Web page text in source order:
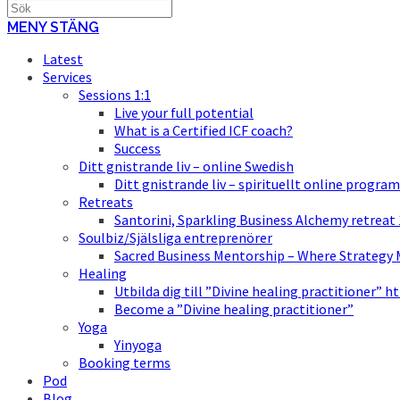
MENY STÄNG
Latest
Services
Sessions 1:1
Live your full potential
What is a Certified ICF coach?
Success
Ditt gnistrande liv – online Swedish
Ditt gnistrande liv – spirituellt online program
Retreats
Santorini, Sparkling Business Alchemy retreat
Soulbiz/Själsliga entreprenörer
Sacred Business Mentorship – Where Strategy
Healing
Utbilda dig till ”Divine healing practitioner” ht
Become a ”Divine healing practitioner”
Yoga
Yinyoga
Booking terms
Pod